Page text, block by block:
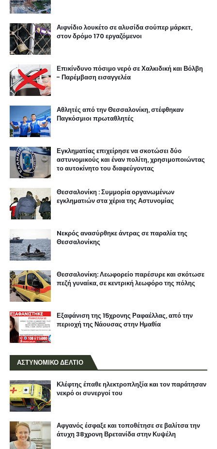
Αιφνίδιο λουκέτο σε αλυσίδα σούπερ μάρκετ,
στον δρόμο 170 εργαζόμενοι
Επικίνδυνο πόσιμο νερό σε Χαλκιδική και Βόλβη
- Παρέμβαση εισαγγελέα
Αθλητές από την Θεσσαλονίκη, στέφθηκαν
Παγκόσμιοι πρωταθλητές
Εγκληματίας επιχείρησε να σκοτώσει δύο
αστυνομικούς και έναν πολίτη, χρησιμοποιώντας
το αυτοκίνητο του διαφεύγοντας
Θεσσαλονίκη : Συμμορία οργανωμένων
εγκληματιών στα χέρια της Αστυνομίας
Nεκρός ανασύρθηκε άντρας σε παραλία της
Θεσσαλονίκης
Θεσσαλονίκη: Λεωφορείο παρέσυρε και σκότωσε
πεζή γυναίκα, σε κεντρική λεωφόρο της πόλης
Εξαφάνιση της 15χρονης Ραφαέλλας, από την
περιοχή της Νάουσας στην Ημαθία
ΑΣΤΥΝΟΜΙΚΟ ΔΕΛΤΙΟ
Κλέφτης έπαθε ηλεκτροπληξία και τον παράτησαν
νεκρό οι συνεργοί του
Αφγανός έσφαξε και τοποθέτησε σε βαλίτσα την
άτυχη 38χρονη Βρετανίδα στην Κυψέλη